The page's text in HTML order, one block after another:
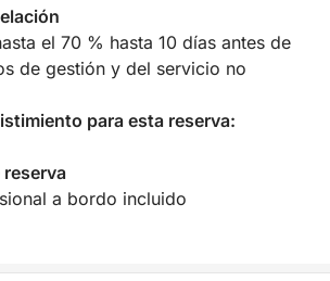
dudarlo a todos
deseen alquilar
disponibilidad y
el 70 % hasta 10 días antes de
de gestión y del servicio no
para esta reserva:
a bordo incluido